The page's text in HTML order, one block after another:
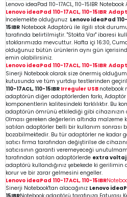
Lenovo ideaPad 110-17ACL, 110-15IBR
Lenovo ideaPad 110-17ACL, 110-15IBR
İncelemekte olduğunuz Lenovo ideaPad 110-
15IBR Notebook Adaptörü ile ilgili stok
tarafında belirtilmiştir. "Stokta Var" ibaresi
stoklarımızda mevcuttur. Hafta içi 16:30,
olduğunuz bütün ürünlerin aynı gün
emin olabilirsiniz.
Lenovo ideaPad 110-17ACL, 110-15IBR
Sinerji Notebook olarak size önermiş
kutusunda ve tüm yurtdışı testlerinden
110-17ACL, 110-15IBR Irreguler USB notebook
adaptörün diğer adaptörlerden farkı,
komponentlerin kalitesindeki farklılıktır. Bu
adaptörün ömrünü etkilediği gibi
Olması gereken değerlerin altında malzeme
satılan adaptörler belli bir kullanım sonrası
bozabilmektedir. Bu tür adaptörler ne kadar
satıcı firma tarafından değiştirilse de
satıcısının garanti veremeyeceği
tarafından satılan adaptörlerde extra voltaj
adaptörü kullandığınız şebekede ki gerilimin
korur ve bir zarar gelmesini engeller.
Lenovo ideaPad 110-17ACL, 110-15IBR
Sinerji Notebook'tan alacağınız Lenovo